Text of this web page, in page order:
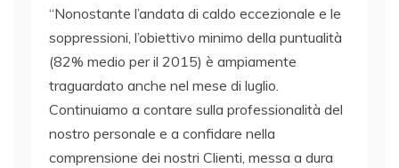
“Nonostante l’andata di caldo eccezionale e le
soppressioni, l’obiettivo minimo della puntualità
(82% medio per il 2015) è ampiamente
traguardato anche nel mese di luglio.
Continuiamo a contare sulla professionalità del
nostro personale e a confidare nella
comprensione dei nostri Clienti, messa a dura